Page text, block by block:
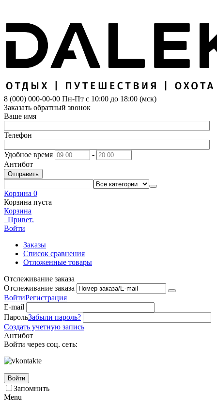
8 (000) 000-00-00 Пн-Пт с 10:00 до 18:00 (мск)
Заказать обратный звонок
Ваше имя
Телефон
Удобное время
-
Антибот
Отправить
Корзина 0
Корзина пуста
Корзина
Привет.
Войти
Заказы
Список сравнения
Отложенные товары
Отслеживание заказа
Отслеживание заказа
ВойтиРегистрация
E-mail
ПарольЗабыли пароль?
Создать учетную запись
Антибот
Войти через соц. сеть:
Войти
Запомнить
Menu